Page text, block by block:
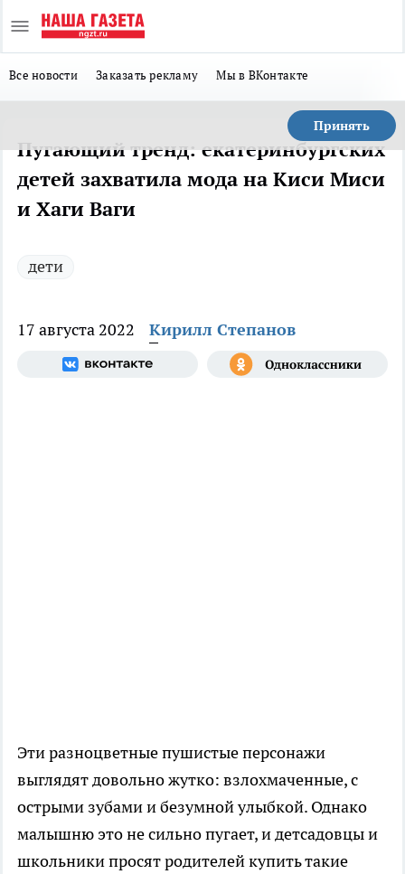
Все новости Заказать рекламу Мы в ВКонтакте
Принять
Пугающий тренд: екатеринбургских
детей захватила мода на Киси Миси
и Хаги Ваги
дети
17 августа 2022 Кирилл Степанов
Эти разноцветные пушистые персонажи
выглядят довольно жутко: взлохмаченные, с
острыми зубами и безумной улыбкой. Однако
малышню это не сильно пугает, и детсадовцы и
школьники просят родителей купить такие